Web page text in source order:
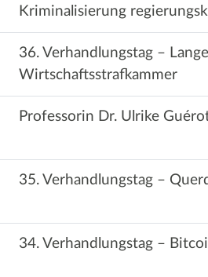
Kriminalisierung
36. Verhandlungstag –
Wirtschaftsstrafkammer
Professorin Dr. Ulrike
35. Verhandlungstag –
34. Verhandlungstag –